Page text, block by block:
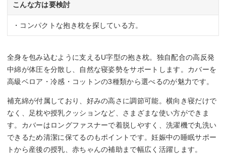
こんな方は要検討
・コンパクトな抱き枕を探している方。
全身を包み込むように支えるU字型の抱き枕。独自配合の高反発
中綿が体圧を分散し、自然な寝姿勢をサポートします。カバーを
高級ベロア・冷感・コットンの3種類から選べるのが魅力です。
補充綿が付属しており、好みの高さに調節可能。横向き寝だけで
なく、足枕や授乳クッションなど、さまざまな使い方ができま
す。カバーはロングファスナーで着脱しやすく、洗濯機で丸洗い
できるため清潔に保てるのもポイントです。妊娠中の睡眠サポー
トから産後の授乳、赤ちゃんの補助まで幅広く活躍します。